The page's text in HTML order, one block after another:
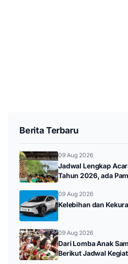
Berita Terbaru
09 Aug 2026
Jadwal Lengkap
Tahun 2026, ada
09 Aug 2026
Kelebihan dan
09 Aug 2026
Dari Lomba Anak
Berikut Jadwal